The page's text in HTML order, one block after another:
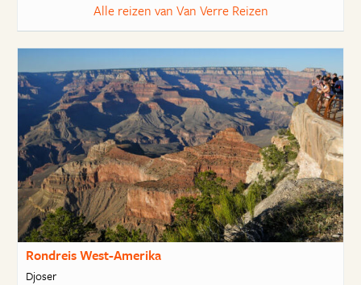
Alle reizen van Van Verre Reizen
Rondreis West-Amerika
Djoser